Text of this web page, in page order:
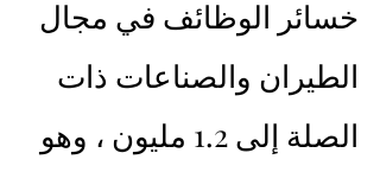
خسائر الوظائف في مجال
الطيران والصناعات ذات
الصلة إلى 1.2 مليون ، وهو